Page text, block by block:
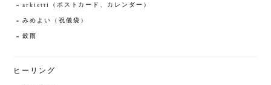
arkietti（ポストカード、カレンダー）
みめよい（祝儀袋）
穀雨
ヒーリング